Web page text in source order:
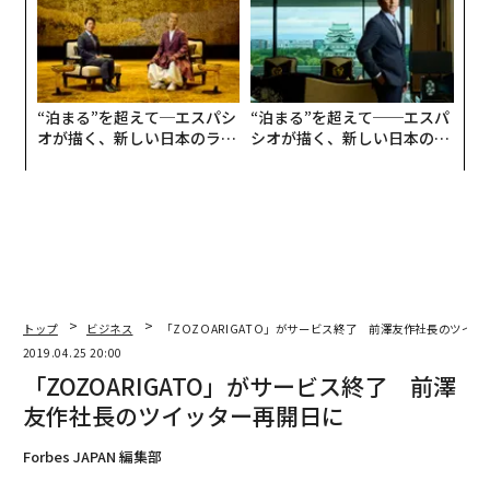
“泊まる”を超えて─エスパシ
オが描く、新しい日本のラグ
“泊まる”を超えて──エスパ
シオが描く、新しい日本のラ
トップ ビジネス
「ZOZOARIGATO」がサービス終了 前澤友作社長のツイッ
2019.04.25 20:00
「ZOZOARIGATO」がサービス終了 前澤
友作社長のツイッター再開日に
Forbes JAPAN 編集部